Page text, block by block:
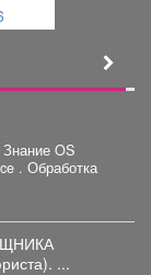
OS
(младшего юриста). ...